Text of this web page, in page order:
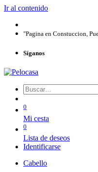
Ir al contenido
"Pagina en Constuccion,
Síganos
0
Mi cesta
0
Lista de deseos
Identificarse
Cabello